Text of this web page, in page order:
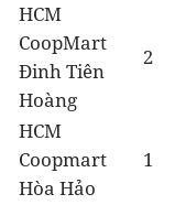
HCM
CoopMart
Đinh Tiên
Hoàng
2
HCM
Coopmart
Hòa Hảo
1